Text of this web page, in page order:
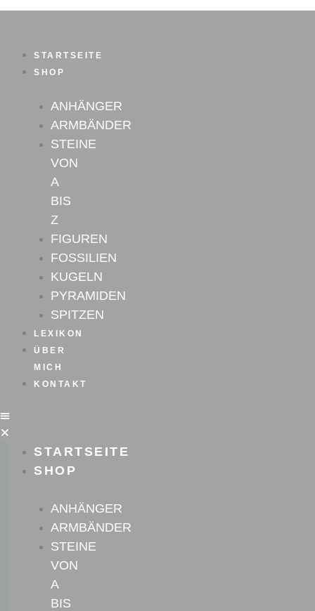
STARTSEITE
SHOP
ANHÄNGER
ARMBÄNDER
STEINE
VON
A
BIS
Z
FIGUREN
FOSSILIEN
KUGELN
PYRAMIDEN
SPITZEN
LEXIKON
ÜBER
MICH
KONTAKT
STARTSEITE
SHOP
ANHÄNGER
ARMBÄNDER
STEINE
VON
A
BIS